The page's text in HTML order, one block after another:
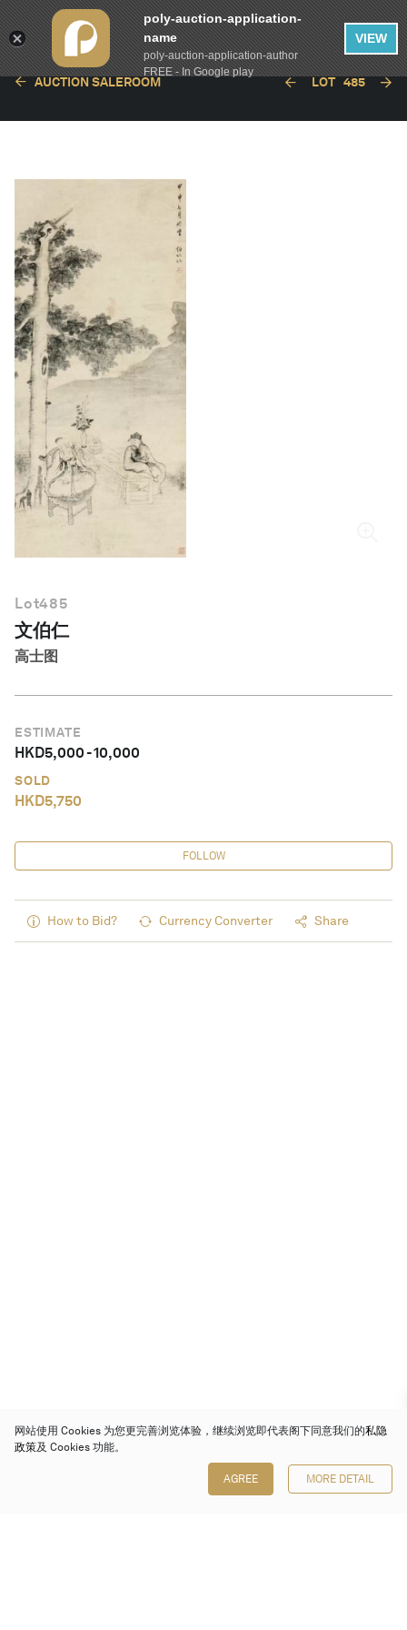
简体中文
AUCTION SALEROOM LOT 485
Lot485
文伯仁
高士图
ESTIMATE
HKD5,000-10,000
SOLD
HKD5,750
FOLLOW
How to Bid? Currency Converter Share
网站使用 Cookies 为您更完善浏览体验，继续浏览即代表阁下同意我们的私隐
政策及 Cookies 功能。
AGREE MORE DETAIL
poly-auction-application-
name
poly-auction-application-author
FREE - In Google play
VIEW